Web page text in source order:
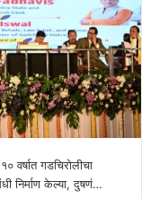
वर्षात गडचिरोलीचा
निर्माण केल्या, दुषणं…